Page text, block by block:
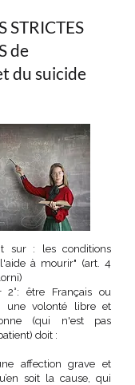
STRICTES
de
du suicide
sur : les conditions
à mourir" (art. 4
2°: être Français ou
une volonté libre et
(qui n'est pas
doit :
affection grave et
soit la cause,
qui